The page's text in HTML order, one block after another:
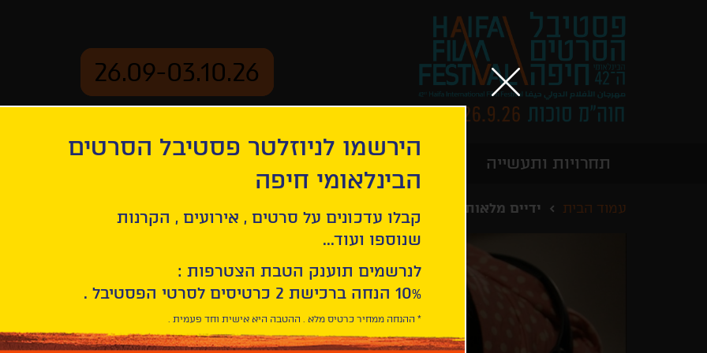
26.09-03.10.26
תחרויות ותעשייה
עמוד הבית ידיים מלאות
הירשמו לניוזלטר פסטיבל הסרטים
הבינלאומי חיפה
קבלו עדכונים על סרטים , אירועים , הקרנות
שנוספו ועוד...
לנרשמים תוענק הטבת הצטרפות :
10% הנחה ברכישת 2 כרטיסים לסרטי הפסטיבל .
* ההנחה ממחיר כרטיס מלא . ההטבה היא אישית וחד פעמית .